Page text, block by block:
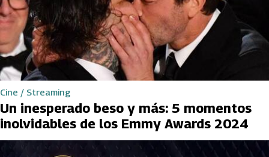
Cine / Streaming
Un inesperado beso y más: 5 momentos
inolvidables de los Emmy Awards 2024